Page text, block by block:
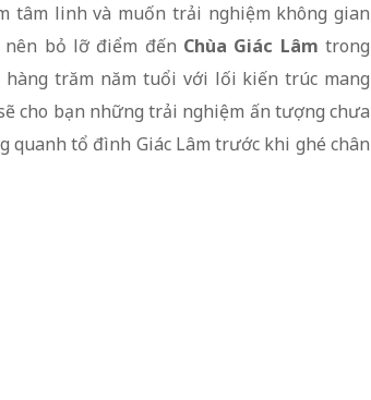
tâm linh và muốn trải nghiệm không gian
bỏ lỡ điểm đến Chùa Giác Lâm trong
trăm năm tuổi với lối kiến trúc mang
cho bạn những trải nghiệm ấn tượng chưa
quanh tổ đình Giác Lâm trước khi ghé chân